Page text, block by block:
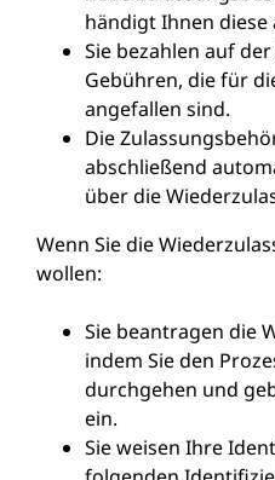
händigt Ihnen diese
Sie bezahlen auf
Gebühren, die für
angefallen sind.
Die
abschließend
über die
Wenn Sie die
wollen:
Sie beantragen die
indem Sie den
durchgehen und
ein.
Sie weisen Ihre